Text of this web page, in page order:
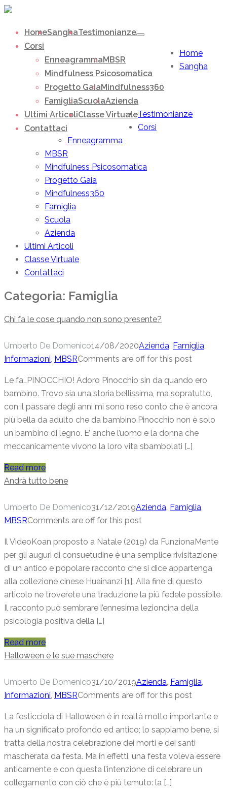
HomeSanghaTestimonianze
Corsi
EnneagrammaMBSR
Mindfulness Psicosomatica
Progetto GaiaMindfulness360
FamigliaScuolaAzienda
Ultimi ArticoliClasse Virtuale
Contattaci
Home
Sangha
Testimonianze
Corsi
Enneagramma
MBSR
Mindfulness Psicosomatica
Progetto Gaia
Mindfulness360
Famiglia
Scuola
Azienda
Ultimi Articoli
Classe Virtuale
Contattaci
Categoria: Famiglia
Chi fa le cose quando non sono presente?
Umberto De Domenico14/08/2020Azienda, Famiglia,
Informazioni, MBSRComments are off for this post
Le fa…PINOCCHIO! Adoro Pinocchio sin da quando ero
bambino. Trovo sia una storia bellissima, ma sopratutto,
con il passare degli anni mi sono reso conto che è ancora
più bella da adulto che da bambino.Pinocchio non è solo
un bambino di legno. E’ anche l’uomo e la donna che
meccanicamente vivono la loro vita sbambolati […]
Read more
Andrà tutto bene
Umberto De Domenico31/12/2019Azienda, Famiglia,
MBSRComments are off for this post
Il VideoKoan proposto a Natale (2019) da FunzionaMente
per gli auguri di consuetudine è una semplice rivisitazione
di un antico e popolare racconto che si dice appartenga
alla collezione cinese Huainanzi [1]. Alla fine di questo
articolo ne troverete una traduzione la più fedele possibile.
Il racconto può sembrare l’ennesima lezioncina della
psicologia positiva della […]
Read more
Halloween e le sue maschere
Umberto De Domenico31/10/2019Azienda, Famiglia,
Informazioni, MBSRComments are off for this post
La festicciola di Halloween è in realtà molto importante e
ha un significato profondo ed antico; lo sappiamo bene, si
tratta della nostra celebrazione dei morti e dei santi
mascherata da festa. Ma in effetti, una festa voleva essere
anticamente e con questa l’intenzione di celebrare un
collegamento con ciò che è più temuto: la […]